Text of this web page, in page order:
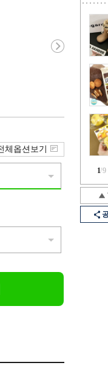
1/9
체옵션보기